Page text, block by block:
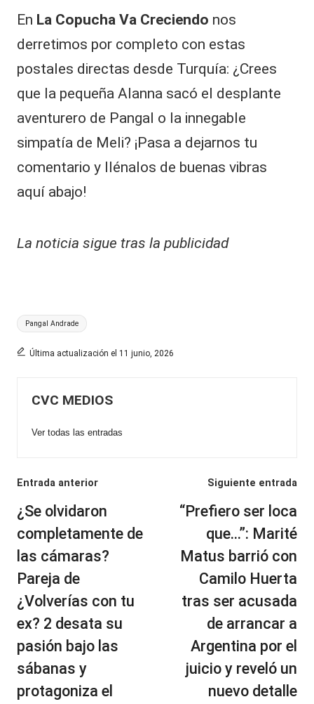
En La Copucha Va Creciendo nos
derretimos por completo con estas
postales directas desde Turquía: ¿Crees
que la pequeña Alanna sacó el desplante
aventurero de Pangal o la innegable
simpatía de Meli? ¡Pasa a dejarnos tu
comentario y llénalos de buenas vibras
aquí abajo!
La noticia sigue tras la publicidad
Etiquetas:
Pangal Andrade
Última actualización el 11 junio, 2026
CVC MEDIOS
Ver todas las entradas
Navegación
de
entradas
Entrada anterior
¿Se olvidaron
completamente de
las cámaras?
Pareja de
¿Volverías con tu
ex? 2 desata su
pasión bajo las
sábanas y
protagoniza el
Siguiente entrada
“Prefiero ser loca
que…”: Marité
Matus barrió con
Camilo Huerta
tras ser acusada
de arrancar a
Argentina por el
juicio y reveló un
nuevo detalle